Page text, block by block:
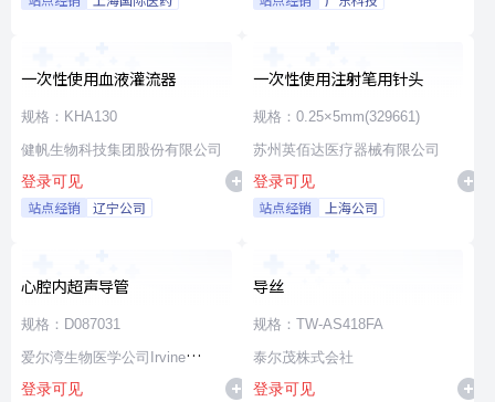
一次性使用血液灌流器
规格：KHA130
健帆生物科技集团股份有限公司
登录可见
站点经销 辽宁公司
一次性使用注射笔用针头
规格：0.25×5mm(329661)
苏州英佰达医疗器械有限公司
登录可见
站点经销 上海公司
心腔内超声导管
规格：D087031
爱尔湾生物医学公司Irvine
Biomedical,Inc. a St. Jude
登录可见
导丝
规格：TW-AS418FA
泰尔茂株式会社
登录可见